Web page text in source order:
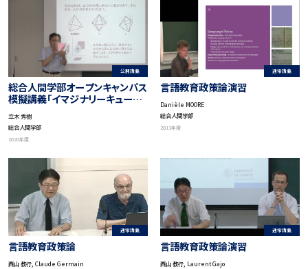
公開講義
総合人間学部オープンキャンパス
模擬講義「イマジナリーキューブ
立木 秀樹
総合人間学部
2020年度
通常講義
言語教育政策論演習
Danièle MOORE
総合人間学部
2013年度
通常講義
言語教育政策論
西山 教行, Claude Germain
通常講義
言語教育政策論演習
西山 教行, Laurent Gajo